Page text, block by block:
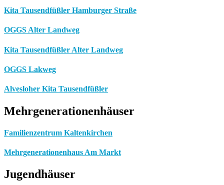
Kita Tausendfüßler Hamburger Straße
OGGS Alter Landweg
Kita Tausendfüßler Alter Landweg
OGGS Lakweg
Alvesloher Kita Tausendfüßler
Mehrgenerationenhäuser
Familienzentrum Kaltenkirchen
Mehrgenerationenhaus Am Markt
Jugendhäuser